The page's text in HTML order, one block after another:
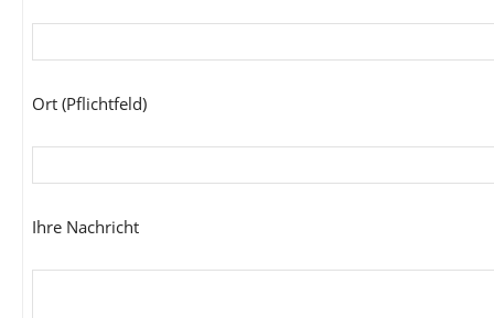
Ort (Pflichtfeld)
Ihre Nachricht